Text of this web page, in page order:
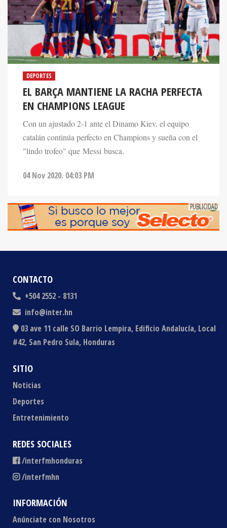
DEPORTES
EL BARÇA MANTIENE LA RACHA PERFECTA
EN CHAMPIONS LEAGUE
Con un ajustado 2-1 ante el Dinamo Kiev, el equipo
catalán continúa perfecto en Champions y sueña con el
"lindo trofeo" que Messi busca.
04 Nov 2020. 04:03 PM
CONTACTO
+504 2552 - 8131
info@inter.hn
03 ave 11 calle SO Barrio Lempira, Edificio Andalucía, Local
#42, San Pedro Sula, Honduras
SITIO
Noticias
Deportes
Entretenimiento
REDES SOCIALES
/interfmhonduras
/interfmhn
INFORMACIÓN
Anúnciate con Nosotros